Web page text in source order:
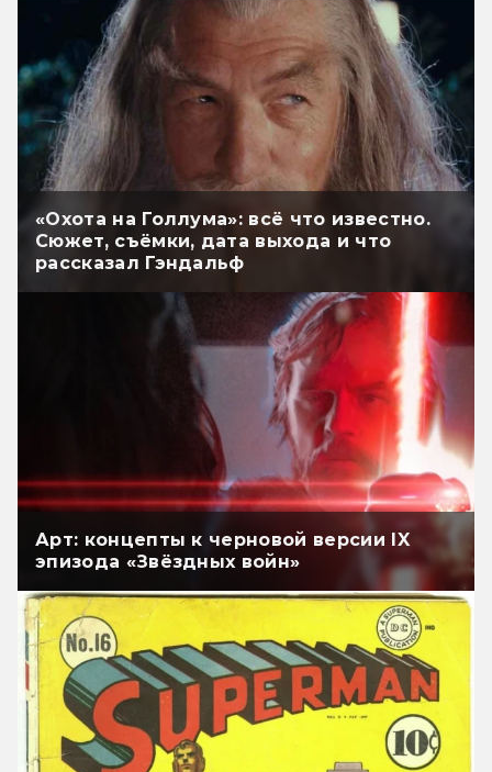
«Охота на Голлума»: всё что известно.
Сюжет, съёмки, дата выхода и что
рассказал Гэндальф
Арт: концепты к черновой версии IX
эпизода «Звёздных войн»